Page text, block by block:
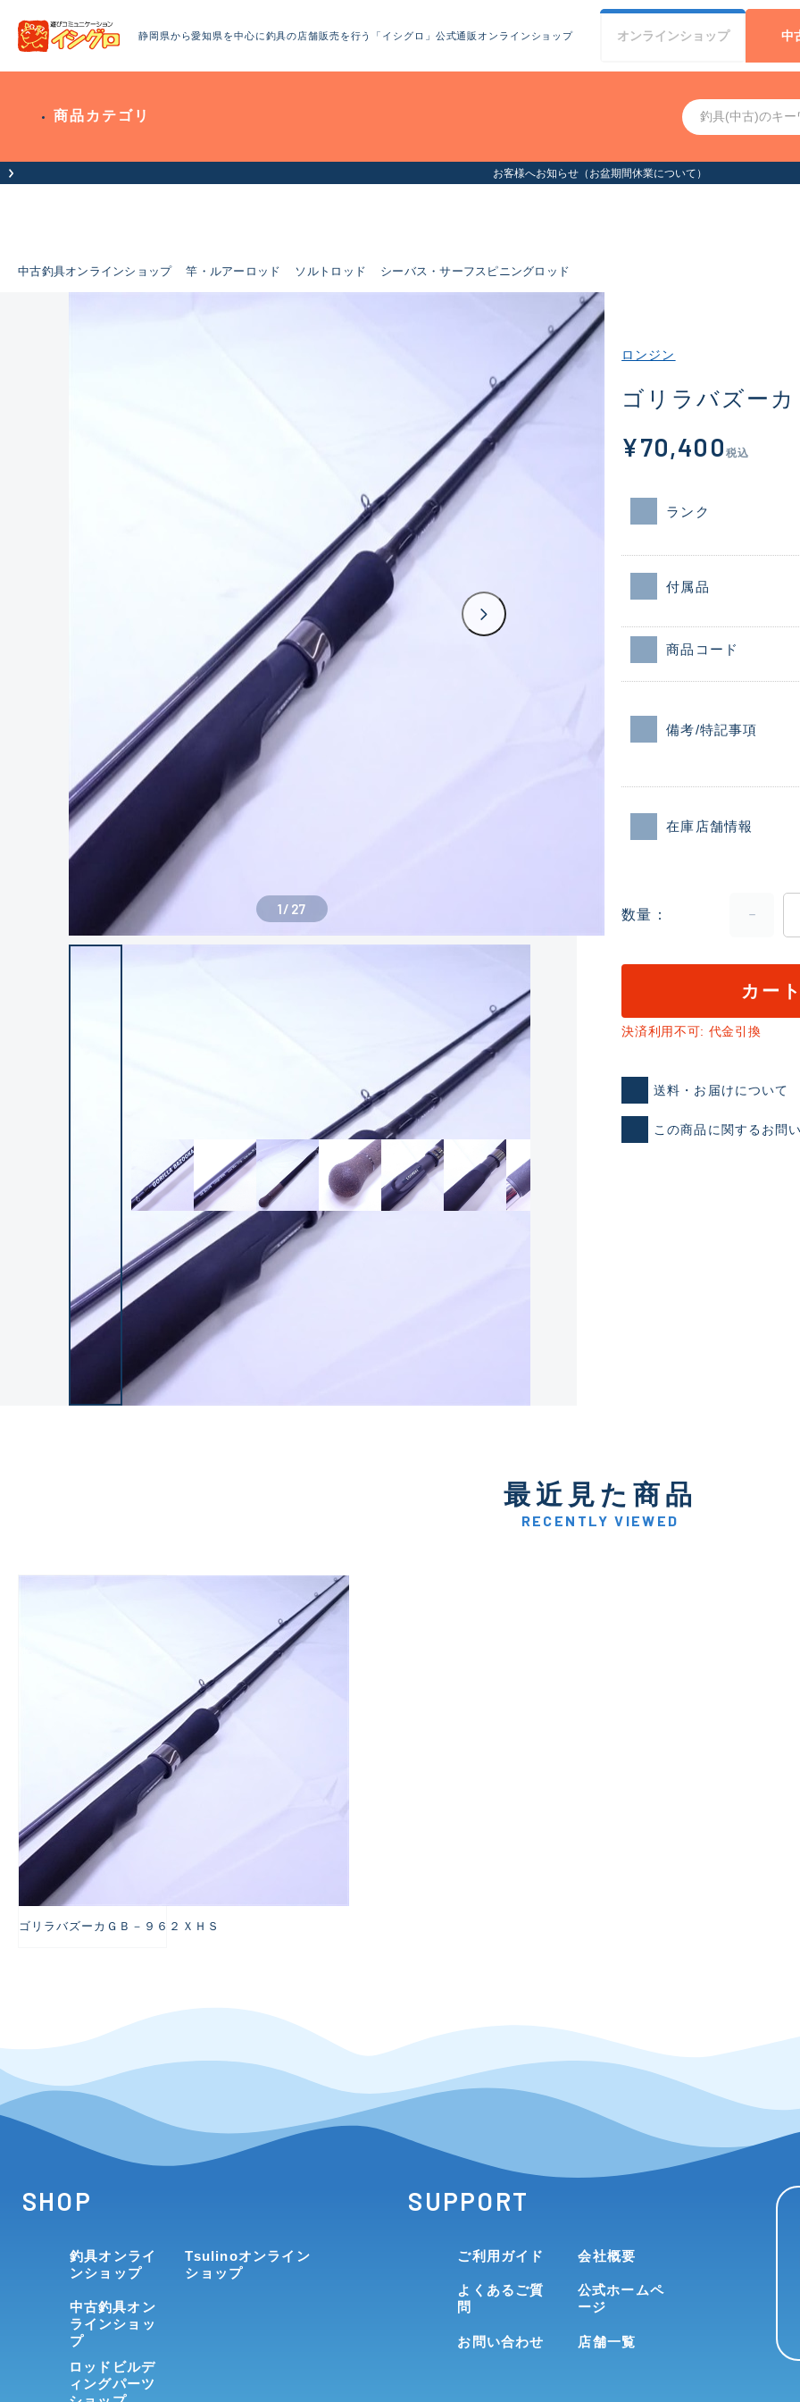
静岡県から愛知県を中心に釣具の店舗販売を行う「イシグロ」公式通販オンラインショップ オンラインショップ 中
商品カテゴリ
お客様へお知らせ（お盆期間
中古釣具オンラインショップ 竿・ルアーロッド ソルトロッド シーバス・サーフスピニングロッド
ランクとは？
良
新古品（メーカー問屋から
※店頭展示時の置き傷が付いて
C-
い品
1/ 27
ロンジン
ゴリラバズーカ
¥70,400 税込
ランク
付属品
商品コード
備考/特記事項
在庫店舗情報
数量
カー
決済利用不可: 代金引換
送料・お届けについて
この商品に関するお問
最近見た商品
RECENTLY VIEWED
ゴリラバズーカＧＢ－９６２ＸＨＳ
SHOP
釣具オンライ
ンショップ
中古釣具オン
ラインショッ
プ
ロッドビルデ
ィングパーツ
Tsulinoオンライン
ショップ
SUPPORT
ご利用ガイド
よくあるご質
問
お問い合わせ
会社概要
公式ホームペ
ージ
店舗一覧